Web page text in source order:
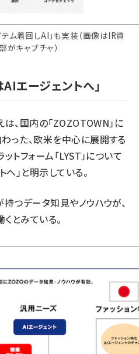
ム着回しAI」も実装（画像はIR資
がキャプチャ）
AIエージェントへ」
、国内の「ZOZOTOWN」に
った、欧米を中心に展開する
トフォーム「LYST」について
へ」と明示している。
つデータ知見やノウハウが、
とみている。